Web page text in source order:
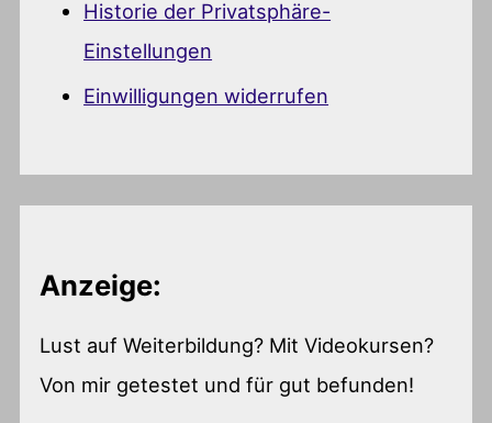
Historie der Privatsphäre-
Einstellungen
Einwilligungen widerrufen
Anzeige:
Lust auf Weiterbildung? Mit Videokursen?
Von mir getestet und für gut befunden!